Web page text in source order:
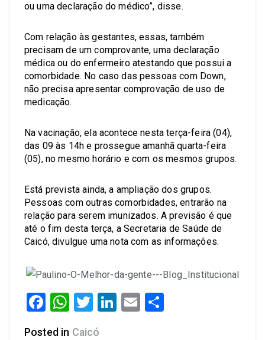
ou uma declaração do médico”, disse.
Com relação às gestantes, essas, também
precisam de um comprovante, uma declaração
médica ou do enfermeiro atestando que possui a
comorbidade. No caso das pessoas com Down,
não precisa apresentar comprovação de uso de
medicação.
Na vacinação, ela acontece nesta terça-feira (04),
das 09 às 14h e prossegue amanhã quarta-feira
(05), no mesmo horário e com os mesmos grupos.
Está prevista ainda, a ampliação dos grupos.
Pessoas com outras comorbidades, entrarão na
relação para serem imunizados. A previsão é que
até o fim desta terça, a Secretaria de Saúde de
Caicó, divulgue uma nota com as informações.
Facebook
WhatsApp
Twitter
LinkedIn
Email
Posted in Caicó